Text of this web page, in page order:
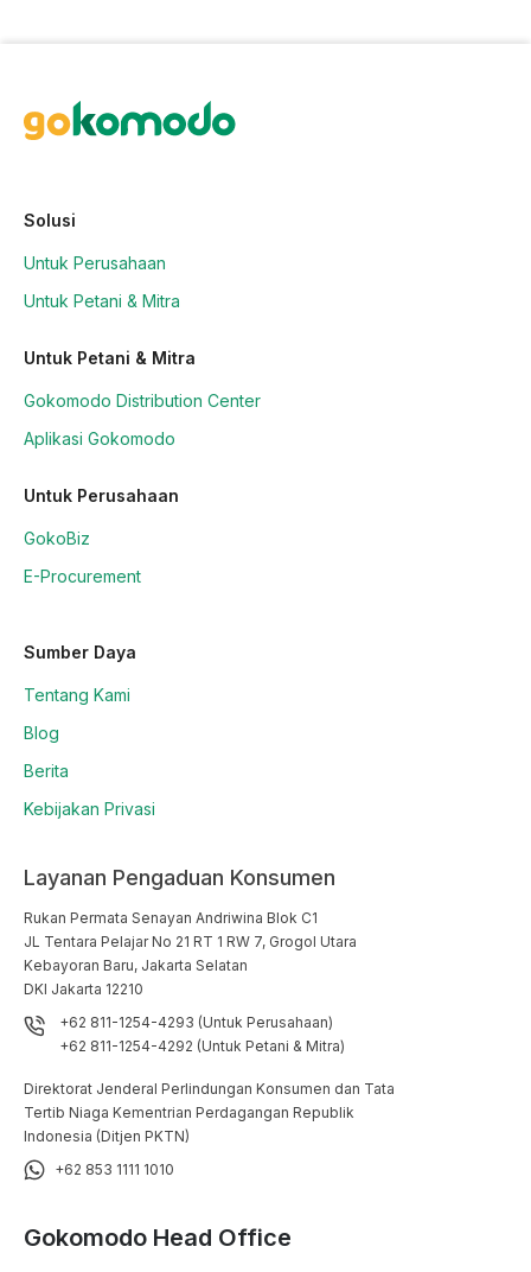
Solusi
Untuk Perusahaan
Untuk Petani & Mitra
Untuk Petani & Mitra
Gokomodo Distribution Center
Aplikasi Gokomodo
Untuk Perusahaan
GokoBiz
E-Procurement
Sumber Daya
Tentang Kami
Blog
Berita
Kebijakan Privasi
Layanan Pengaduan Konsumen
Rukan Permata Senayan Andriwina Blok C1
JL Tentara Pelajar No 21 RT 1 RW 7, Grogol Utara
Kebayoran Baru, Jakarta Selatan
DKI Jakarta 12210
+62 811-1254-4293 (Untuk Perusahaan)
+62 811-1254-4292 (Untuk Petani & Mitra)
Direktorat Jenderal Perlindungan Konsumen dan Tata
Tertib Niaga Kementrian Perdagangan Republik
Indonesia (Ditjen PKTN)
+62 853 1111 1010
Gokomodo Head Office